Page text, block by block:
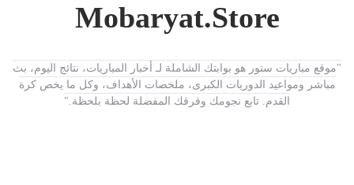
Mobaryat.Store
"موقع مباريات ستور هو بوابتك الشاملة لـ أخبار المباريات، نتائج اليوم، بث
مباشر ومواعيد الدوريات الكبرى، ملخصات الأهداف، وكل ما يخص كرة
القدم. تابع نجومك وفرقك المفضلة لحظة بلحظة."